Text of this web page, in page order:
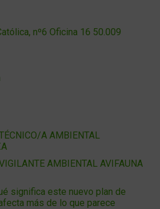
nº6 Oficina 16 50.009
A AMBIENTAL
AMBIENTAL AVIFAUNA
significa este nuevo plan de
más de lo que parece